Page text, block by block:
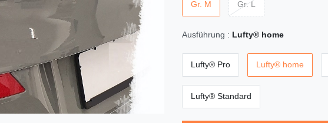
Gr. M Gr. L
Ausführung : Lufty® home
Lufty® Pro Lufty® home
Lufty® Standard